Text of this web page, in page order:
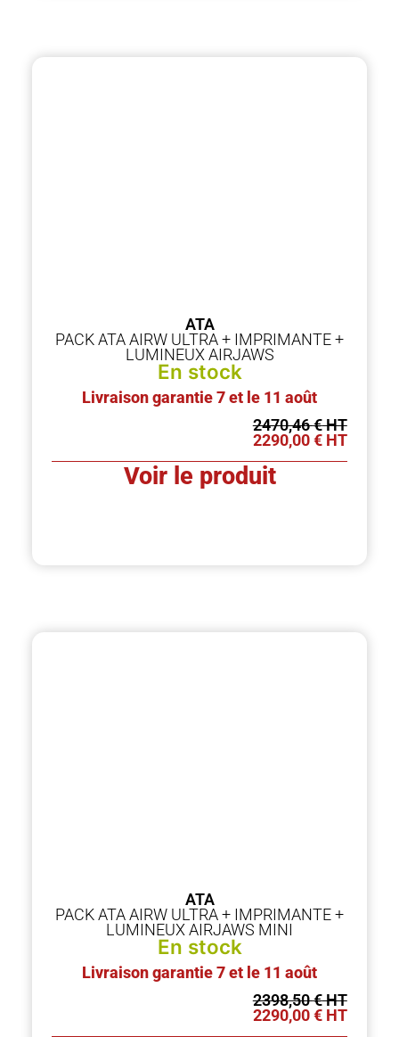
ATA
PACK ATA AIRW ULTRA + IMPRIMANTE +
LUMINEUX AIRJAWS
En stock
Livraison garantie 7 et le 11 août
2470,46€
2290,00€
Voir le produit
ATA
PACK ATA AIRW ULTRA + IMPRIMANTE +
LUMINEUX AIRJAWS MINI
En stock
Livraison garantie 7 et le 11 août
2398,50€
2290,00€